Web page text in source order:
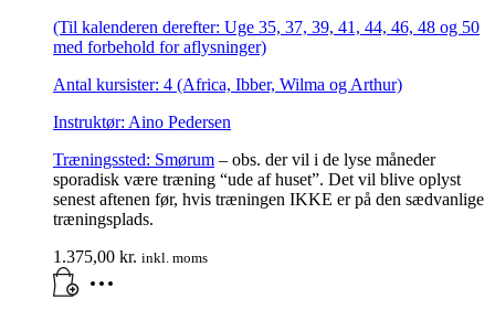
(Til kalenderen derefter: Uge 35, 37, 39, 41, 44, 46, 48 og 50
med forbehold for aflysninger)
Antal kursister: 4 (Africa, Ibber, Wilma og Arthur)
Instruktør: Aino Pedersen
Træningssted: Smørum – obs. der vil i de lyse måneder
sporadisk være træning “ude af huset”. Det vil blive oplyst
senest aftenen før, hvis træningen IKKE er på den sædvanlige
træningsplads.
1.375,00 kr. inkl. moms